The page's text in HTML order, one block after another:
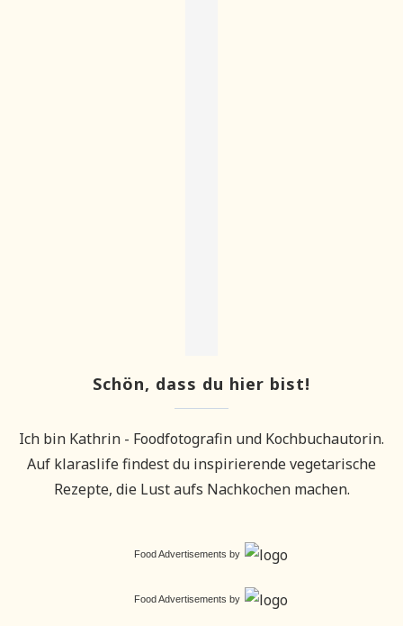
Schön, dass du hier bist!
Ich bin Kathrin - Foodfotografin und Kochbuchautorin.
Auf klaraslife findest du inspirierende vegetarische
Rezepte, die Lust aufs Nachkochen machen.
Food Advertisements by
Food Advertisements by